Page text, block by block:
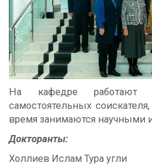
На кафедре работают
самостоятельных
время занимаются научными
Докторанты:
Холлиев Ислам Тура угли